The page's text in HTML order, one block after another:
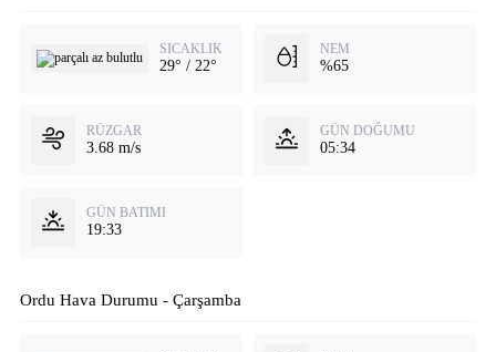
SICAKLIK
29° / 22°
NEM
%65
RÜZGAR
3.68 m/s
GÜN DOĞUMU
05:34
GÜN BATIMI
19:33
Ordu Hava Durumu - Çarşamba